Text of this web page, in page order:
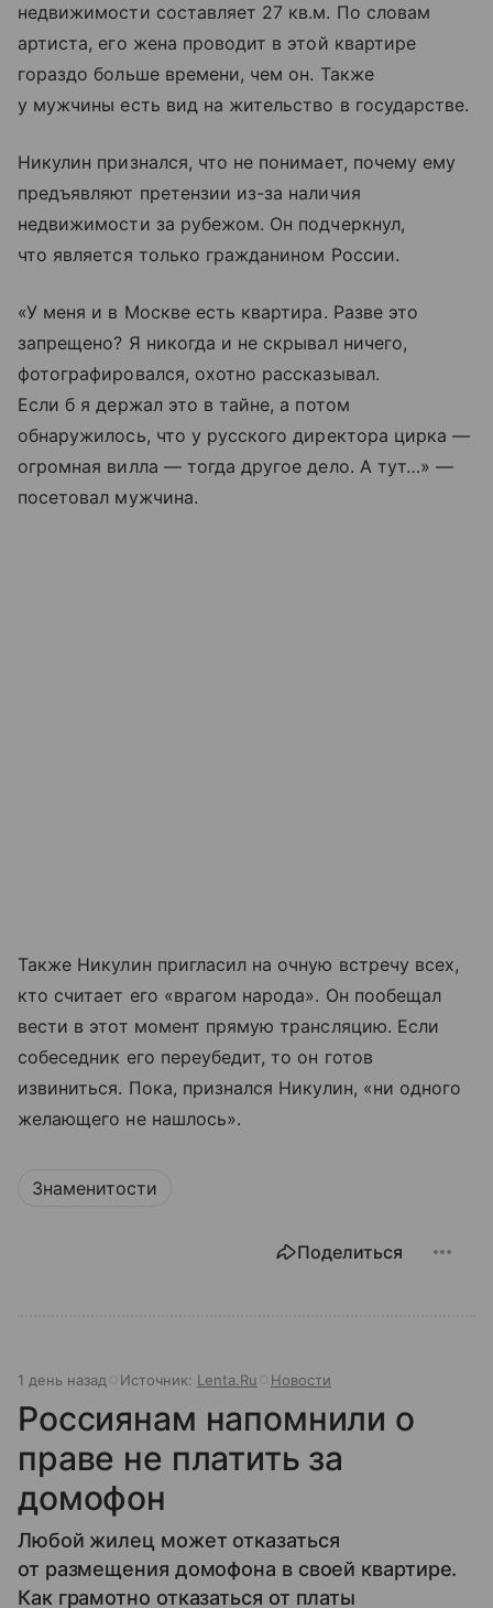
недвижимости составляет 27 кв.м. По словам
артиста, его жена проводит в этой квартире
гораздо больше времени, чем он. Также
у мужчины есть вид на жительство в государстве.
Никулин признался, что не понимает, почему ему
предъявляют претензии из-за наличия
недвижимости за рубежом. Он подчеркнул,
что является только гражданином России.
«У меня и в Москве есть квартира. Разве это
запрещено? Я никогда и не скрывал ничего,
фотографировался, охотно рассказывал.
Если б я держал это в тайне, а потом
обнаружилось, что у русского директора цирка —
огромная вилла — тогда другое дело. А тут…» —
посетовал мужчина.
Также Никулин пригласил на очную встречу всех,
кто считает его «врагом народа». Он пообещал
вести в этот момент прямую трансляцию. Если
собеседник его переубедит, то он готов
извиниться. Пока, признался Никулин, «ни одного
желающего не нашлось».
Знаменитости
Поделиться
1 день назад Источник: Lenta.Ru Новости
Россиянам напомнили о
праве не платить за
домофон
Любой жилец может отказаться
от размещения домофона в своей квартире.
Как грамотно отказаться от платы